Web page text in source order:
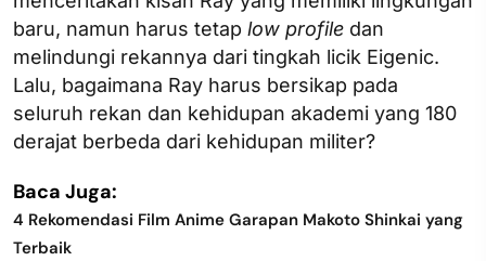
baru, namun harus tetap low profile dan
melindungi rekannya dari tingkah licik Eigenic.
Lalu, bagaimana Ray harus bersikap pada
seluruh rekan dan kehidupan akademi yang 180
derajat berbeda dari kehidupan militer?
Baca Juga:
4 Rekomendasi Film Anime Garapan Makoto Shinkai yang
Terbaik